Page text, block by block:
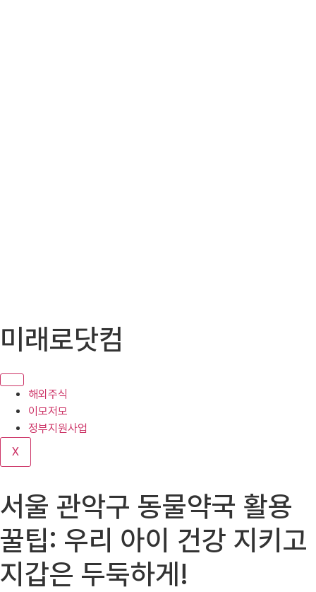
텐
로
기
미래로닷컴
해외주식
이모저모
정부지원사업
X
서울 관악구 동물약국 활용
꿀팁: 우리 아이 건강 지키고
지갑은 두둑하게!